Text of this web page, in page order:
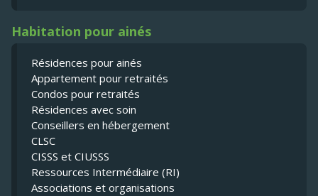
Habitation pour ainés
Résidences pour ainés
Appartement pour retraités
Condos pour retraités
Résidences avec soin
Conseillers en hébergement
CLSC
CISSS et CIUSSS
Ressources Intermédiaire (RI)
Associations et organisations